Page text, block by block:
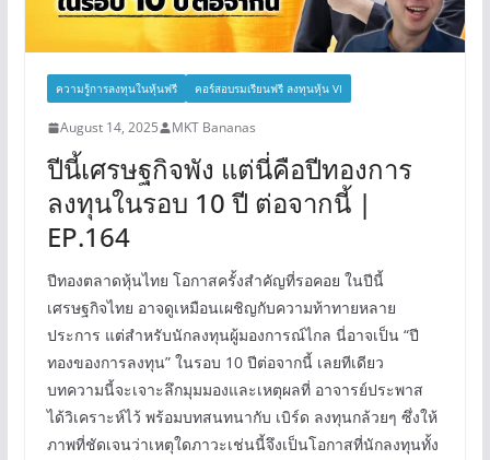
ความรู้การลงทุนในหุ้นฟรี คอร์สอบรมเรียนฟรี ลงทุนหุ้น VI
August 14, 2025 MKT Bananas
ปีนี้เศรษฐกิจพัง แต่นี่คือปีทองการ
ลงทุนในรอบ 10 ปี ต่อจากนี้ |
EP.164
ปีทองตลาดหุ้นไทย โอกาสครั้งสำคัญที่รอคอย ในปีนี้
เศรษฐกิจไทย อาจดูเหมือนเผชิญกับความท้าทายหลาย
ประการ แต่สำหรับนักลงทุนผู้มองการณ์ไกล นี่อาจเป็น “ปี
ทองของการลงทุน” ในรอบ 10 ปีต่อจากนี้ เลยทีเดียว
บทความนี้จะเจาะลึกมุมมองและเหตุผลที่ อาจารย์ประพาส
ได้วิเคราะห์ไว้ พร้อมบทสนทนากับ เบิร์ด ลงทุนกล้วยๆ ซึ่งให้
ภาพที่ชัดเจนว่าเหตุใดภาวะเช่นนี้จึงเป็นโอกาสที่นักลงทุนทั้ง